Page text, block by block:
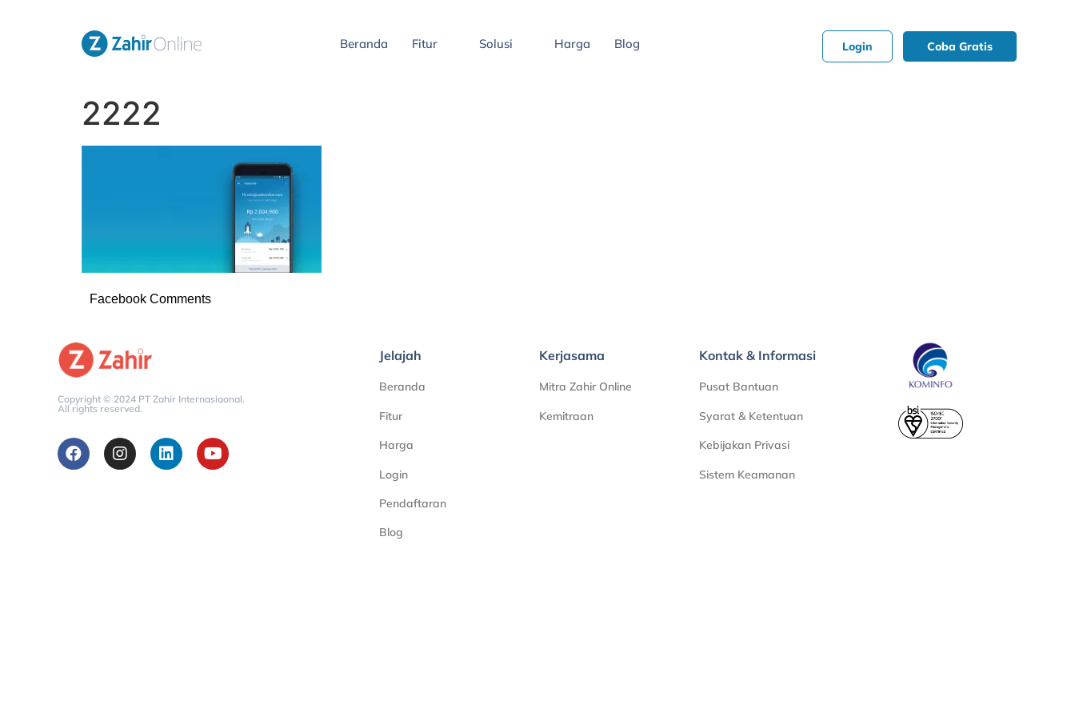
Beranda Fitur Solusi Harga Blog Login Coba Gratis
2222
Facebook Comments
Copyright © 2024 PT Zahir Internasiaonal.
All rights reserved.
Jelajah
Beranda
Fitur
Harga
Login
Pendaftaran
Blog
Kerjasama
Mitra Zahir Online
Kemitraan
Kontak & Informasi
Pusat Bantuan
Syarat & Ketentuan
Kebijakan Privasi
Sistem Keamanan